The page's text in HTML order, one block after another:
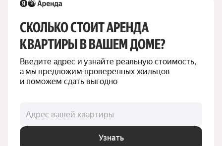
СКОЛЬКО СТОИТ АРЕНДА
КВАРТИРЫ В ВАШЕМ ДОМЕ?
Введите адрес и узнайте реальную стоимость,
а мы предложим проверенных жильцов
и поможем сдать выгодно
Адрес вашей квартиры
Узнать